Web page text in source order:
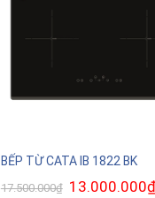
BẾP TỪ CATA IB 1822 BK
17.500.000₫ Giá
13.000.000₫